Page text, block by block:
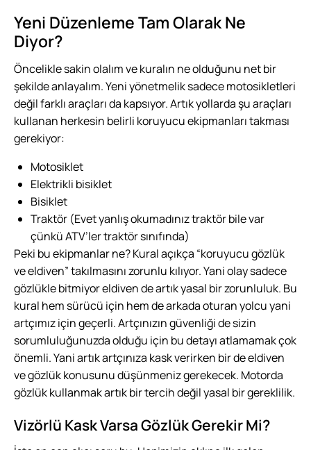
Yeni Düzenleme Tam Olarak Ne
Diyor?
Öncelikle sakin olalım ve kuralın ne olduğunu net bir
şekilde anlayalım. Yeni yönetmelik sadece motosikletleri
değil farklı araçları da kapsıyor. Artık yollarda şu araçları
kullanan herkesin belirli koruyucu ekipmanları takması
gerekiyor:
Motosiklet
Elektrikli bisiklet
Bisiklet
Traktör (Evet yanlış okumadınız traktör bile var
çünkü ATV’ler traktör sınıfında)
Peki bu ekipmanlar ne? Kural açıkça “koruyucu gözlük
ve eldiven”takılmasını zorunlu kılıyor. Yani olay sadece
gözlükle bitmiyor eldiven de artık yasal bir zorunluluk. Bu
kural hem sürücü için hem de arkada oturan yolcu yani
artçımız için geçerli. Artçınızın güvenliği de sizin
sorumluluğunuzda olduğu için bu detayı atlamamak çok
önemli. Yani artık artçınıza kask verirken bir de eldiven
ve gözlük konusunu düşünmeniz gerekecek. Motorda
gözlük kullanmak artık bir tercih değil yasal bir gereklilik.
Vizörlü Kask Varsa Gözlük Gerekir Mi?